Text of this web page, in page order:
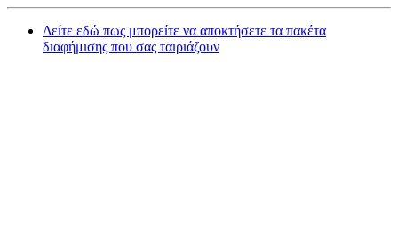
Δείτε εδώ πως μπορείτε να αποκτήσετε τα πακέτα
διαφήμισης που σας ταιριάζουν